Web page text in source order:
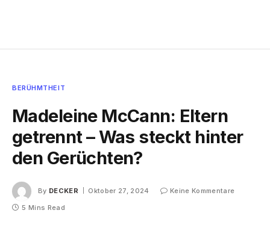
BERÜHMTHEIT
Madeleine McCann: Eltern
getrennt – Was steckt hinter
den Gerüchten?
By DECKER Oktober 27, 2024
Keine Kommentare
5 Mins Read